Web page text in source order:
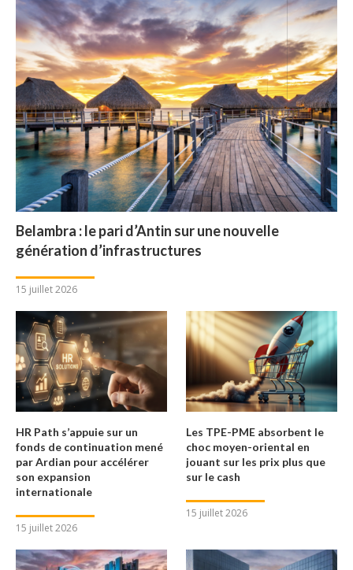
Belambra : le pari d’Antin sur une nouvelle
génération d’infrastructures
15 juillet 2026
HR Path s’appuie sur un
fonds de continuation mené
par Ardian pour accélérer
son expansion
internationale
15 juillet 2026
Les TPE-PME absorbent le
choc moyen-oriental en
jouant sur les prix plus que
sur le cash
15 juillet 2026